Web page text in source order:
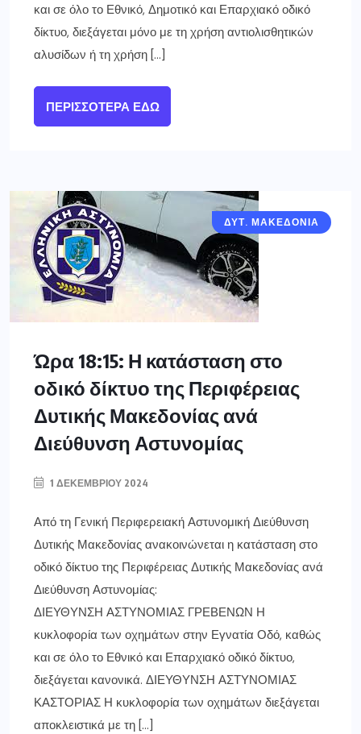
και σε όλο το Εθνικό, Δημοτικό και Επαρχιακό οδικό
δίκτυο, διεξάγεται μόνο με τη χρήση αντιολισθητικών
αλυσίδων ή τη χρήση […]
ΠΕΡΙΣΣΌΤΕΡΑ ΕΔΏ
ΔΥΤ. ΜΑΚΕΔΟΝΙΑ
Ώρα 18:15: Η κατάσταση στο
οδικό δίκτυο της Περιφέρειας
Δυτικής Μακεδονίας ανά
Διεύθυνση Αστυνομίας
1 ΔΕΚΕΜΒΡΊΟΥ 2024
Από τη Γενική Περιφερειακή Αστυνομική Διεύθυνση
Δυτικής Μακεδονίας ανακοινώνεται η κατάσταση στο
οδικό δίκτυο της Περιφέρειας Δυτικής Μακεδονίας ανά
Διεύθυνση Αστυνομίας:
ΔΙΕΥΘΥΝΣΗ ΑΣΤΥΝΟΜΙΑΣ ΓΡΕΒΕΝΩΝ Η
κυκλοφορία των οχημάτων στην Εγνατία Οδό, καθώς
και σε όλο το Εθνικό και Επαρχιακό οδικό δίκτυο,
διεξάγεται κανονικά. ΔΙΕΥΘΥΝΣΗ ΑΣΤΥΝΟΜΙΑΣ
ΚΑΣΤΟΡΙΑΣ Η κυκλοφορία των οχημάτων διεξάγεται
αποκλειστικά με τη […]